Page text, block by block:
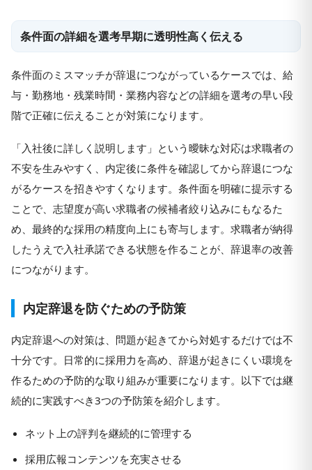
条件面の詳細を選考早期に透明性高く伝える
条件面のミスマッチが辞退につながっているケースでは、給
与・勤務地・残業時間・業務内容などの詳細を選考の早い段
階で正確に伝えることが対策になります。
「入社後に詳しく説明します」という曖昧な対応は求職者の
不安を生みやすく、内定後に条件を確認してから辞退につな
がるケースを招きやすくなります。条件面を明確に提示する
ことで、志望度が高い求職者の候補者絞り込みにもなるた
め、最終的な採用の精度向上にも寄与します。求職者が納得
したうえで入社承諾できる状態を作ることが、辞退率の改善
につながります。
内定辞退を防ぐための予防策
内定辞退への対策は、問題が起きてから対処するだけでは不
十分です。日常的に採用力を高め、辞退が起きにくい環境を
作るための予防的な取り組みが重要になります。以下では継
続的に実践すべき3つの予防策を紹介します。
ネット上の評判を継続的に管理する
採用広報コンテンツを充実させる